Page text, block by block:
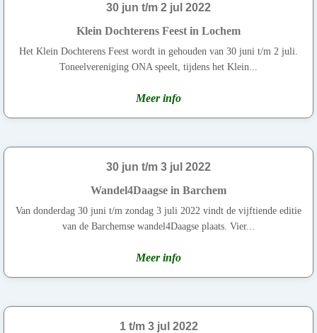
30 jun t/m 2 jul 2022
Klein Dochterens Feest in Lochem
Het Klein Dochterens Feest wordt in gehouden van 30 juni t/m 2 juli.
Toneelvereniging ONA speelt, tijdens het Klein...
Meer info
30 jun t/m 3 jul 2022
Wandel4Daagse in Barchem
Van donderdag 30 juni t/m zondag 3 juli 2022 vindt de vijftiende editie
van de Barchemse wandel4Daagse plaats. Vier...
Meer info
1 t/m 3 jul 2022